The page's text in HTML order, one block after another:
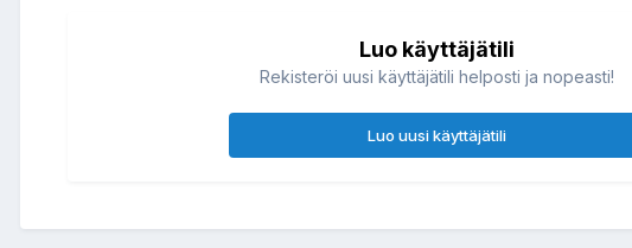
Luo käyttäjätili
Rekisteröi uusi käyttäjätili helposti ja nopeasti!
Luo uusi käyttäjätili